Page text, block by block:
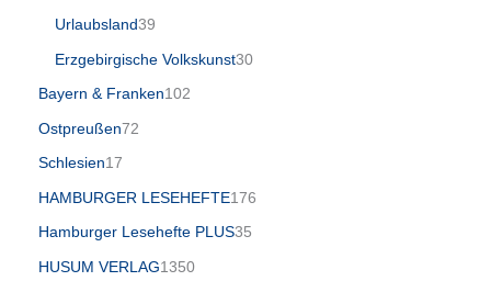
Urlaubsland39
Erzgebirgische Volkskunst30
Bayern & Franken102
Ostpreußen72
Schlesien17
HAMBURGER LESEHEFTE176
Hamburger Lesehefte PLUS35
HUSUM VERLAG1350